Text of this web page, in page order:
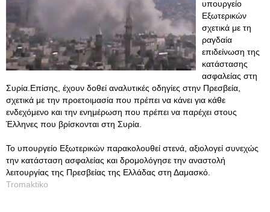
υπουργείο
Εξωτερικών
σχετικά με τη
ραγδαία
επιδείνωση της
κατάστασης
ασφαλείας στη
Συρία.Επίσης, έχουν δοθεί αναλυτικές οδηγίες στην Πρεσβεία,
σχετικά με την προετοιμασία που πρέπει να κάνει για κάθε
ενδεχόμενο και την ενημέρωση που πρέπει να παρέχει στους
Έλληνες που βρίσκονται στη Συρία.
Το υπουργείο Εξωτερικών παρακολουθεί στενά, αξιολογεί συνεχώς
την κατάσταση ασφαλείας και δρομολόγησε την αναστολή
λειτουργίας της Πρεσβείας της Ελλάδας στη Δαμασκό.
Tromaktiko